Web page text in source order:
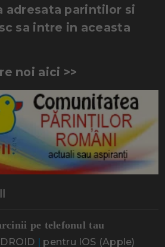
adresata parintilor si
sa intre in aceasta
noi aici >>
pe telefonul tau
| pentru IOS (Apple)